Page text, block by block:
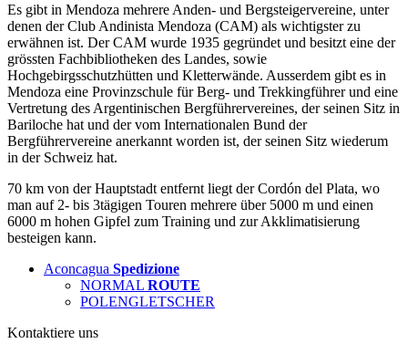
Es gibt in Mendoza mehrere Anden- und Bergsteigervereine, unter
denen der Club Andinista Mendoza (CAM) als wichtigster zu
erwähnen ist. Der CAM wurde 1935 gegründet und besitzt eine der
grössten Fachbibliotheken des Landes, sowie
Hochgebirgsschutzhütten und Kletterwände. Ausserdem gibt es in
Mendoza eine Provinzschule für Berg- und Trekkingführer und eine
Vertretung des Argentinischen Bergführervereines, der seinen Sitz in
Bariloche hat und der vom Internationalen Bund der
Bergführervereine anerkannt worden ist, der seinen Sitz wiederum
in der Schweiz hat.
70 km von der Hauptstadt entfernt liegt der Cordón del Plata, wo
man auf 2- bis 3tägigen Touren mehrere über 5000 m und einen
6000 m hohen Gipfel zum Training und zur Akklimatisierung
besteigen kann.
Aconcagua Spedizione
NORMAL ROUTE
POLENGLETSCHER
Kontaktiere uns